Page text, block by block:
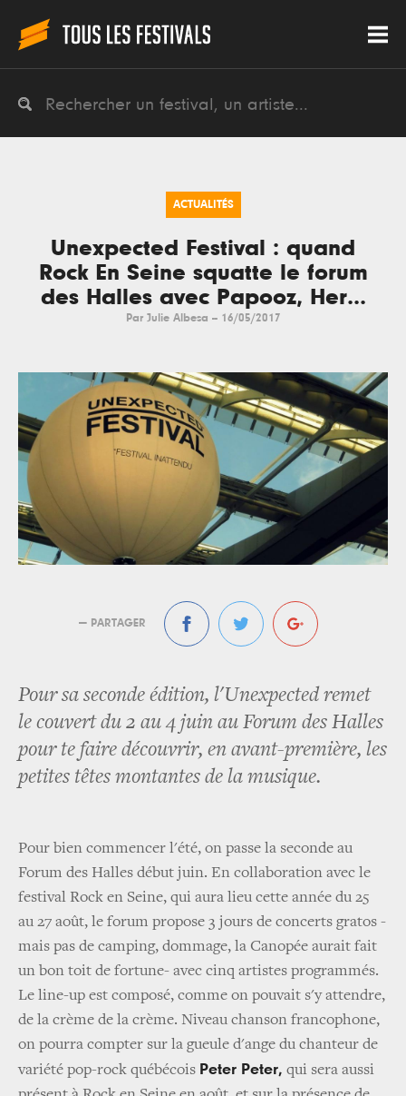
ACTUALITÉS
Unexpected Festival : quand
Rock En Seine squatte le forum
des Halles avec Papooz, Her...
Par Julie Albesa -- 16/05/2017
— PARTAGER
Pour sa seconde édition, l'Unexpected remet
le couvert du 2 au 4 juin au Forum des Halles
pour te faire découvrir, en avant-première, les
petites têtes montantes de la musique.
Pour bien commencer l'été, on passe la seconde au
Forum des Halles début juin. En collaboration avec le
festival Rock en Seine, qui aura lieu cette année du 25
au 27 août, le forum propose 3 jours de concerts gratos -
mais pas de camping, dommage, la Canopée aurait fait
un bon toit de fortune- avec cinq artistes programmés.
Le line-up est composé, comme on pouvait s'y attendre,
de la crème de la crème. Niveau chanson francophone,
on pourra compter sur la gueule d'ange du chanteur de
variété pop-rock québécois Peter Peter, qui sera aussi